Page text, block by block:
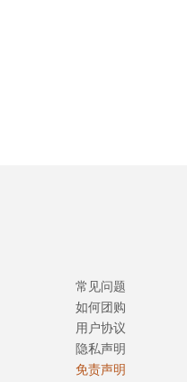
常见问题
如何团购
用户协议
隐私声明
免责声明